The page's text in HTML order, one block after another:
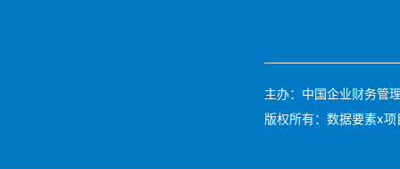
主办：中国企业财务
版权所有：数据要素x